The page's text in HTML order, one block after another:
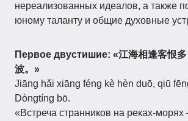
нереализованных идеалов, а также
юному таланту и общие духовные
Первое двустишие: «江海相逢客恨
波。»
Jiāng hǎi xiāng féng kè hèn duō, qiū
Dòngtíng bō.
«Встреча странников на реках-